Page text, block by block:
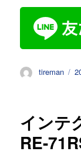
投
tireman
インテ
RE-